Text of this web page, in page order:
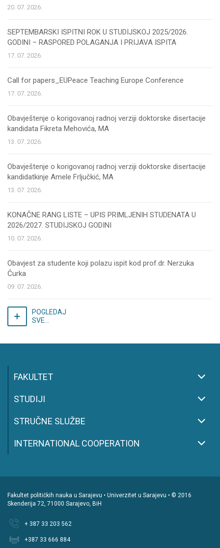
20. 07. 2026.
SEPTEMBARSKI ISPITNI ROK U STUDIJSKOJ 2025/2026.
GODINI – RASPORED POLAGANJA I PRIJAVA ISPITA
17. 07. 2026.
Call for papers_EUPeace Teaching Europe Conference
17. 07. 2026.
Obavještenje o korigovanoj radnoj verziji doktorske disertacije
kandidata Fikreta Mehovića, MA
13. 07. 2026.
Obavještenje o korigovanoj radnoj verziji doktorske disertacije
kandidatkinje Amele Frljučkić, MA
13. 07. 2026.
KONAČNE RANG LISTE – UPIS PRIMLJENIH STUDENATA U
2026/2027. STUDIJSKOJ GODINI
10. 07. 2026.
Obavjest za studente koji polazu ispit kod prof.dr. Nerzuka
Ćurka
09. 07. 2026.
POGLEDAJ
SVE...
FAKULTET
STUDIJI
STRUČNE SLUŽBE
INTERNATIONAL COOPERATION
Fakultet političkih nauka u Sarajevu • Univerzitet u Sarajevu • © 2016
Skenderija 72, 71000 Sarajevo, BiH
+ 387 33 203 562
+387 33 666 884